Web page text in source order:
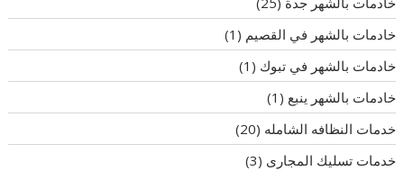
خادمات بالشهر في القصيم (1)
خادمات بالشهر في تبوك (1)
خادمات بالشهر ينبع (1)
خدمات النظافه الشامله (20)
خدمات تسليك المجارى (3)